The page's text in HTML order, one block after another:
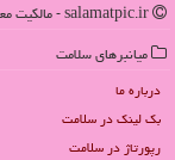
میانبرهای سلامت
درباره ما
بک لینک در سلامت
رپورتاژ در سلامت